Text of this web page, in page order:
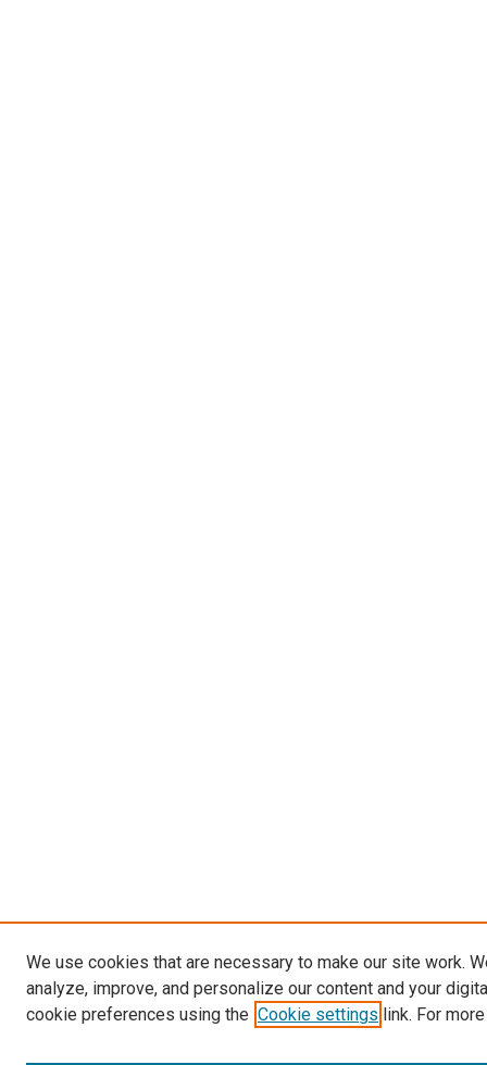
We use cookies that are necessary to make our site work.
analyze, improve, and personalize our content and your
cookie preferences using the Cookie settings link. For